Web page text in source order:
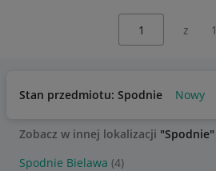
z 1
Stan przedmiotu: Spodnie Nowy
Zobacz w innej lokalizacji "Spodnie"
Spodnie Bielawa (4)